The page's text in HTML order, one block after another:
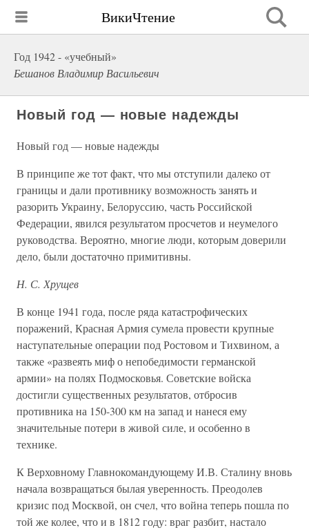
ВикиЧтение
Год 1942 - «учебный»
Бешанов Владимир Васильевич
Новый год — новые надежды
Новый год — новые надежды
В принципе же тот факт, что мы отступили далеко от
границы и дали противнику возможность занять и
разорить Украину, Белоруссию, часть Российской
Федерации, явился результатом просчетов и неумелого
руководства. Вероятно, многие люди, которым доверили
дело, были достаточно примитивны.
Н. С. Хрущев
В конце 1941 года, после ряда катастрофических
поражений, Красная Армия сумела провести крупные
наступательные операции под Ростовом и Тихвином, а
также «развеять миф о непобедимости германской
армии» на полях Подмосковья. Советские войска
достигли существенных результатов, отбросив
противника на 150-300 км на запад и нанеся ему
значительные потери в живой силе, и особенно в
технике.
К Верховному Главнокомандующему И.В. Сталину вновь
начала возвращаться былая уверенность. Преодолев
кризис под Москвой, он счел, что война теперь пошла по
той же колее, что и в 1812 году: враг разбит, настало